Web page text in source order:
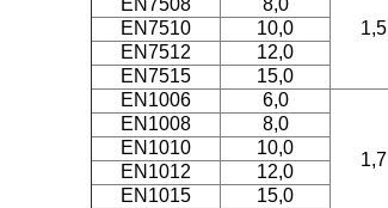
1,5
EN7508
8,0
EN7510
10,0
EN7512
12,0
EN7515
15,0
EN1006
6,0
1,7
EN1008
8,0
EN1010
10,0
EN1012
12,0
EN1015
15,0